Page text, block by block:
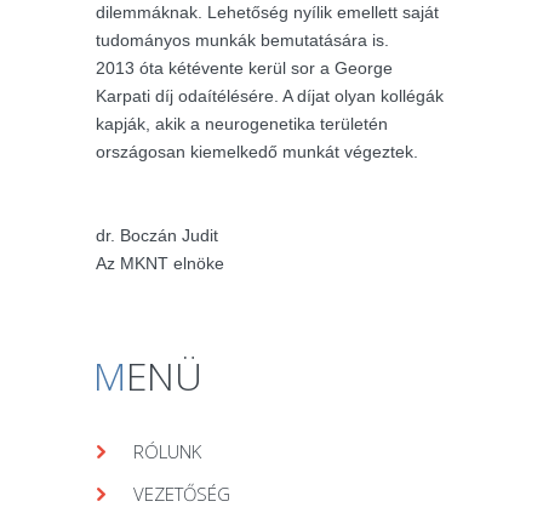
dilemmáknak. Lehetőség nyílik emellett saját
tudományos munkák bemutatására is.
2013 óta kétévente kerül sor a George
Karpati díj odaítélésére. A díjat olyan kollégák
kapják, akik a neurogenetika területén
országosan kiemelkedő munkát végeztek.
dr. Boczán Judit
Az MKNT elnöke
MENÜ
RÓLUNK
VEZETŐSÉG